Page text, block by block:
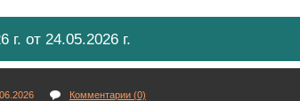
от 24.05.2026 г.
Комментарии (0)